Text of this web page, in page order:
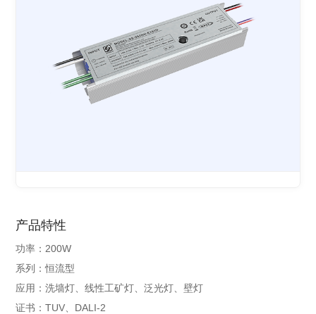
产品特性
功率：200W
系列：恒流型
应用：洗墙灯、线性工矿灯、泛光灯、壁灯
证书：TUV、DALI-2